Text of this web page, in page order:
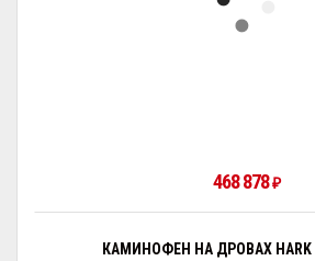
468 878₽
КАМИНОФЕН НА ДРОВАХ HARK